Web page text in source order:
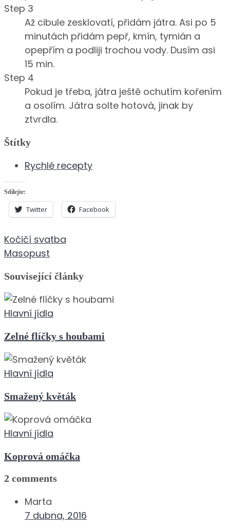
Step 3
Až cibule zesklovatí, přidám játra. Asi po 5
minutách přidám pepř, kmín, tymián a
opepřím a podliji trochou vody. Dusím asi
15 min.
Step 4
Pokud je třeba, játra ještě ochutím kořením
a osolím. Játra solte hotová, jinak by
ztvrdla.
Štítky
Rychlé recepty
Sdílejte:
Twitter Facebook
Navigace
pro
Kočičí svatba
Masopust
Související články
Hlavní jídla
Zelné flíčky s houbami
Hlavní jídla
Smažený květák
Hlavní jídla
Koprová omáčka
2 comments
Marta
7 dubna, 2016